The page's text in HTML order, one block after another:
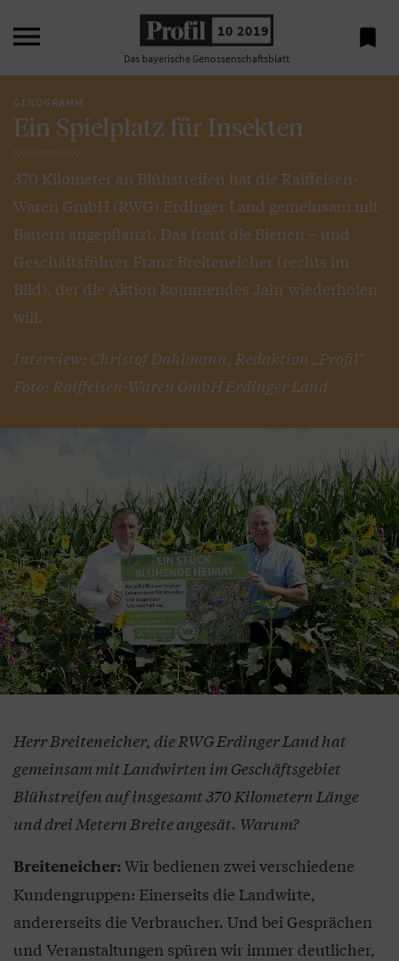
 10 2019
Das bayerische Genossenschaftsblatt

GENOGRAMM
Ein Spielplatz für Insekten
370 Kilometer an Blühstreifen hat die Raiffeisen-
Waren GmbH (RWG) Erdinger Land gemeinsam mit
Bauern angepflanzt. Das freut die Bienen – und
Geschäftsführer Franz Breiteneicher (rechts im
Bild), der die Aktion kommendes Jahr wiederholen
will.
Interview: Christof Dahlmann, Redaktion „Profil“
Foto: Raiffeisen-Waren GmbH Erdinger Land
Herr Breiteneicher, die RWG Erdinger Land hat
gemeinsam mit Landwirten im Geschäftsgebiet
Blühstreifen auf insgesamt 370 Kilometern Länge
und drei Metern Breite angesät. Warum?
Breiteneicher: Wir bedienen zwei verschiedene
Kundengruppen: Einerseits die Landwirte,
andererseits die Verbraucher. Und bei Gesprächen
und Veranstaltungen spüren wir immer deutlicher,